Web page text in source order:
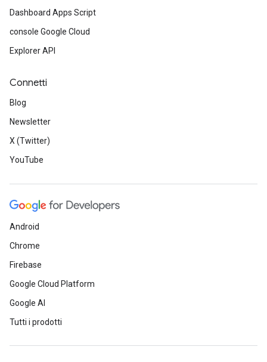
Dashboard Apps Script
console Google Cloud
Explorer API
Connetti
Blog
Newsletter
X (Twitter)
YouTube
Android
Chrome
Firebase
Google Cloud Platform
Google AI
Tutti i prodotti